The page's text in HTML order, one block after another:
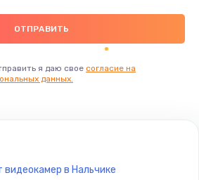
я даю свое согласие на
данных.
видеокамер в Нальчике